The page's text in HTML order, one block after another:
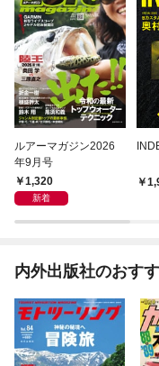
ルアーマガジン2026
年9月号
1,320
新着
内外出版社のおす